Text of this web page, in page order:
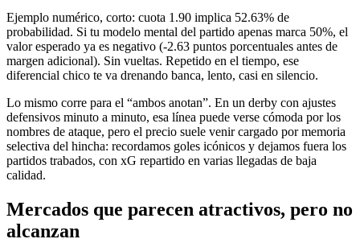
Ejemplo numérico, corto: cuota 1.90 implica 52.63% de
probabilidad. Si tu modelo mental del partido apenas marca 50%, el
valor esperado ya es negativo (-2.63 puntos porcentuales antes de
margen adicional). Sin vueltas. Repetido en el tiempo, ese
diferencial chico te va drenando banca, lento, casi en silencio.
Lo mismo corre para el “ambos anotan”. En un derby con ajustes
defensivos minuto a minuto, esa línea puede verse cómoda por los
nombres de ataque, pero el precio suele venir cargado por memoria
selectiva del hincha: recordamos goles icónicos y dejamos fuera los
partidos trabados, con xG repartido en varias llegadas de baja
calidad.
Mercados que parecen atractivos, pero no
alcanzan